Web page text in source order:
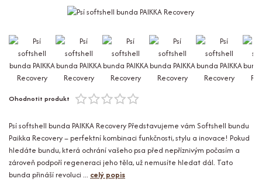
Ohodnotit produkt
Psí softshell bunda PAIKKA Recovery Představujeme vám Softshell bundu
Paikka Recovery – perfektní kombinaci funkčnosti, stylu a inovace! Pokud
hledáte bundu, která ochrání vašeho psa před nepříznivým počasím a
zároveň podpoří regeneraci jeho těla, už nemusíte hledat dál. Tato
bunda přináší revoluci ... celý popis